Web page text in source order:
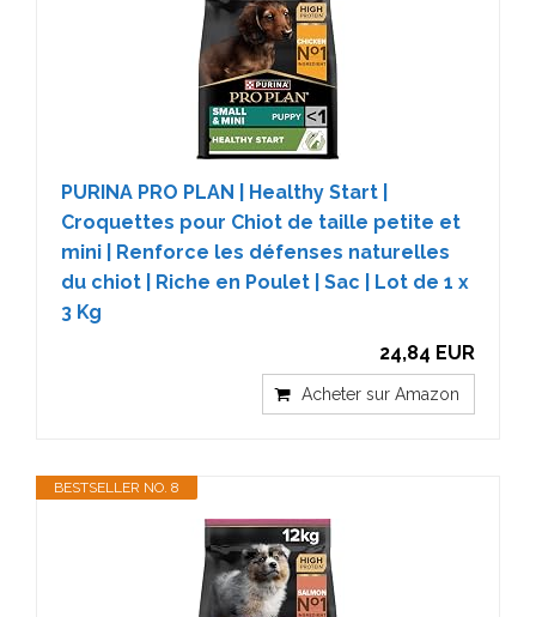
PURINA PRO PLAN | Healthy Start |
Croquettes pour Chiot de taille petite et
mini | Renforce les défenses naturelles
du chiot | Riche en Poulet | Sac | Lot de 1 x
3 Kg
24,84 EUR
Acheter sur Amazon
BESTSELLER NO. 8